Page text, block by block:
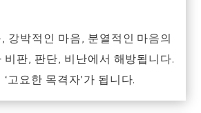
강박적인 마음, 분열적인 마음의
비판, 판단, 비난에서 해방됩니다.
고요한 목격자’가 됩니다.